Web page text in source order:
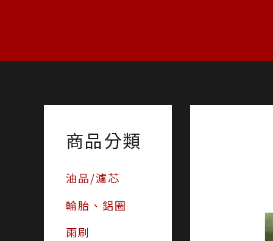
商品分類
油品/濾芯
輪胎、鋁圈
雨刷